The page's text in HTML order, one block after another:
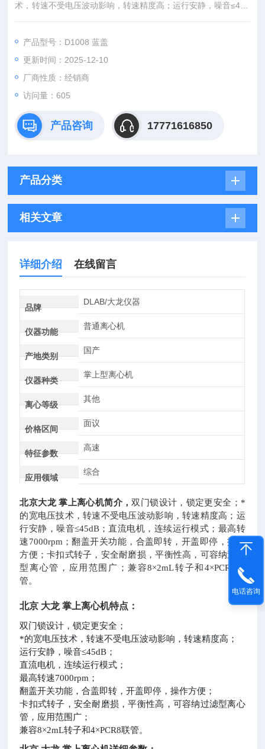
术，转速不受电压波动影响，转速精度高；运行安静，噪音≤45d
B；直流电机，连续运行模式；最高转速7000rpm；翻盖开关功
损，平衡性高，可容纳过滤型离心管，应用范围广；兼容8×2mL
转子和4×PCR8联管。
产品型号：D1008 蓝盖
更新时间：2025-12-10
厂商性质：经销商
访问量：605
产品咨询 17771616850
产品分类
相关文章
详细介绍 在线留言
品牌
DLAB/大龙仪器
仪器功能
普通离心机
产地类别
国产
仪器种类
掌上型离心机
离心等级
其他
价格区间
面议
特征参数
高速
应用领域
综合
北京大龙 掌上离心机简介，双门锁设计，锁定更安全；*
的宽电压技术，转速不受电压波动影响，转速精度高；运
行安静，噪音≤45dB；直流电机，连续运行模式；最高转
速7000rpm；翻盖开关功能，合盖即转，开盖即停，操作
方便；卡扣式转子，安全耐磨损，平衡性高，可容纳过滤
型离心管，应用范围广；兼容8×2mL转子和4×PCR8联
管。
北京 大龙 掌上离心机特点：
双门锁设计，锁定更安全；
*的宽电压技术，转速不受电压波动影响，转速精度高；
运行安静，噪音≤45dB；
直流电机，连续运行模式；
最高转速7000rpm；
翻盖开关功能，合盖即转，开盖即停，操作方便；
卡扣式转子，安全耐磨损，平衡性高，可容纳过滤型离心
管，应用范围广；
兼容8×2mL转子和4×PCR8联管。
电话咨询